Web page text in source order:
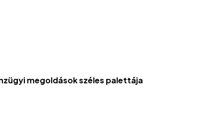
megoldások széles palettája